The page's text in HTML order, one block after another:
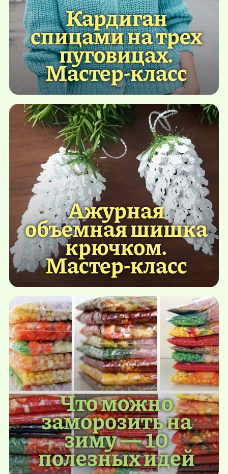
Кардиган
спицами на трех
пуговицах.
Мастер-класс
Ажурная
объемная шишка
крючком.
Мастер-класс
Что можно
заморозить на
зиму — 10
полезных идей